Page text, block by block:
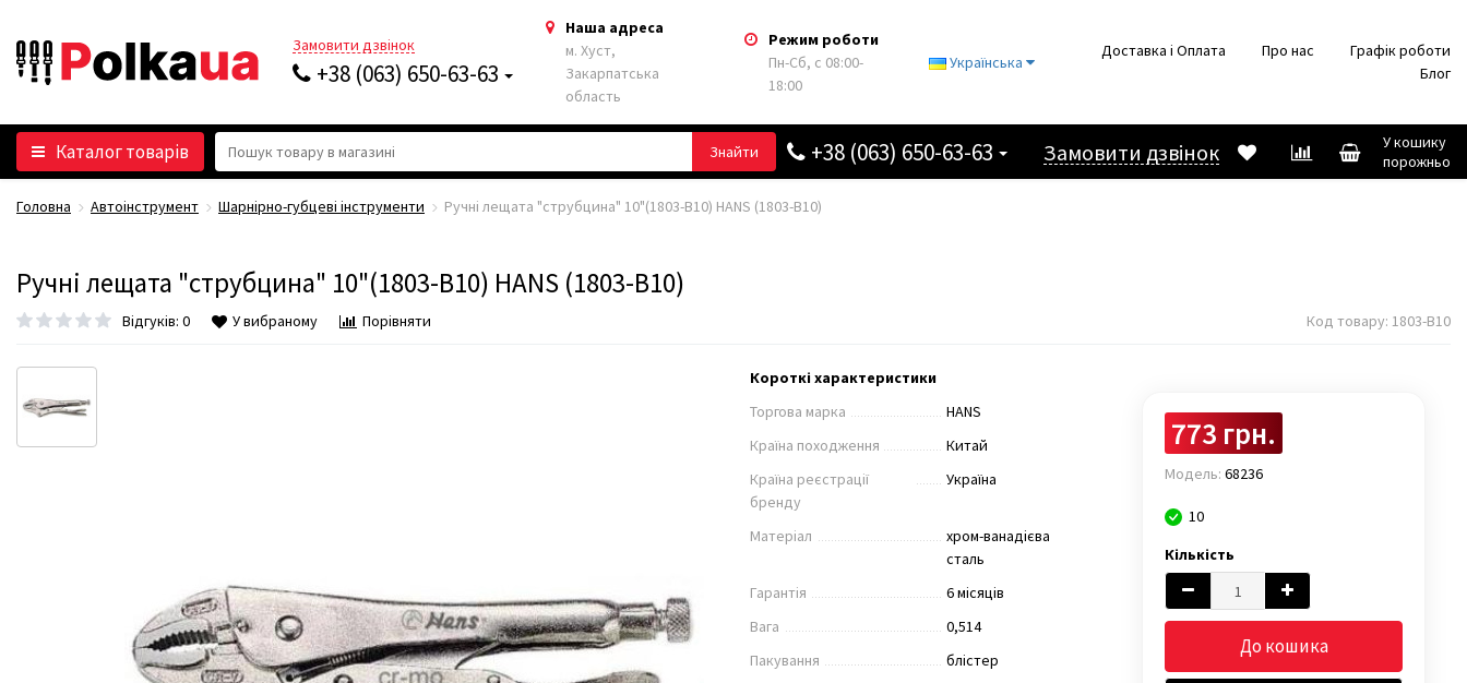
Замовити дзвінок
+38 (063) 650-63-63
Наша адреса
м. Хуст,
Закарпатська
область
Режим роботи
Пн-Сб, с 08:00-
18:00
Українська
Доставка і Оплата Про нас
Графік роботи
Блог
Каталог товарів Знайти +38 (063) 650-63-63 Замовити дзвінок
У кошику
порожньо
Головна Автоінструмент Шарнірно-губцеві інструменти Ручні лещата "струбцина" 10"(1803-B10) HANS (1803-B10)
Ручні лещата "струбцина" 10"(1803-B10) HANS (1803-B10)
Відгуків: 0 У вибраному Порівняти Код товару: 1803-B10
Короткі характеристики
Торгова марка
HANS
Країна походження
Китай
Країна реєстрації
бренду
Україна
Матеріал
хром-ванадієва
сталь
Гарантія
6 місяців
Вага
0,514
Пакування
блістер
773 грн.
Модель: 68236
10
Кількість
До кошика